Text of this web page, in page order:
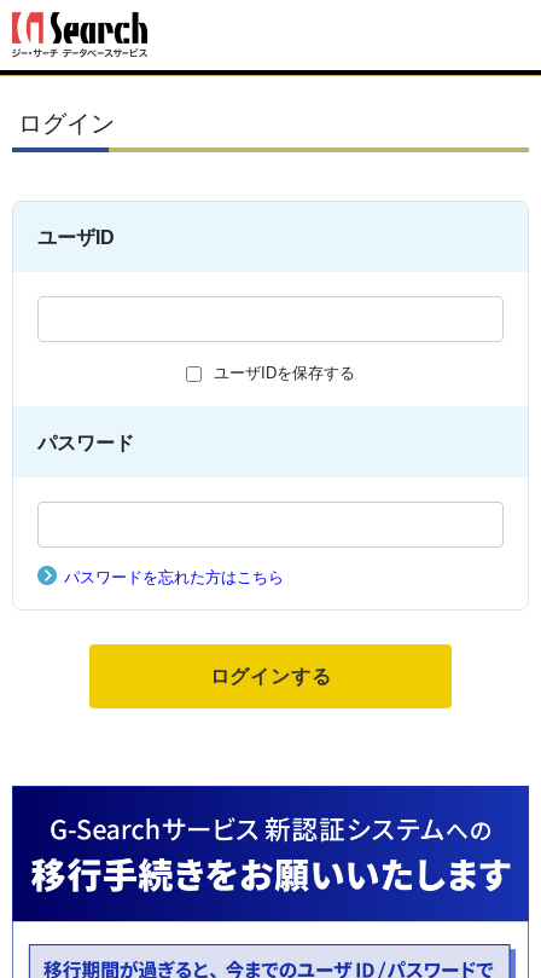
ログイン
ユーザID
ユーザIDを保存する
パスワード
パスワードを忘れた方はこちら